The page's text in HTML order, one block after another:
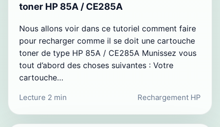
toner HP 85A / CE285A
Nous allons voir dans ce tutoriel comment faire
pour recharger comme il se doit une cartouche
toner de type HP 85A / CE285A Munissez vous
tout d’abord des choses suivantes : Votre
cartouche…
Lecture 2 min Rechargement HP